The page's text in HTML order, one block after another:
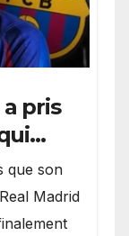
pris
que son
Madrid